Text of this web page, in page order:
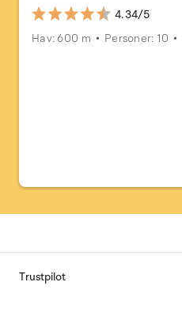
4.34/5
Hav: 600 m
Personer: 10
Trustpilot